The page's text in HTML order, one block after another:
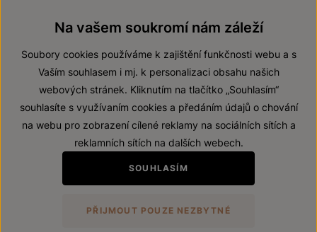
© 2026 ZNOVÍN ZNOJMO, a. s.
Prohlášení o přístupnosti
Zákaz prodeje alkoholických nápojů osobám mladším 18 let.
VytvořilwebProgress
Na vašem soukromí nám záleží
Soubory cookies používáme k zajištění funkčnosti webu a s
Vaším souhlasem i mj. k personalizaci obsahu našich
webových stránek. Kliknutím na tlačítko „Souhlasím“
souhlasíte s využívaním cookies a předáním údajů o chování
na webu pro zobrazení cílené reklamy na sociálních sítích a
reklamních sítích na dalších webech.
SOUHLASÍM
PŘIJMOUT POUZE NEZBYTNÉ